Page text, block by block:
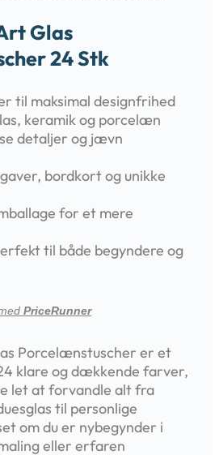
Glas
24 Stk
til maksimal designfrihed
keramik og porcelæn
detaljer og jævn
bordkort og unikke
for et mere
til både begyndere og
PriceRunner
Porcelænstuscher er et
klare og dækkende farver,
let at forvandle alt fra
til personlige
om du er nybegynder i
eller erfaren